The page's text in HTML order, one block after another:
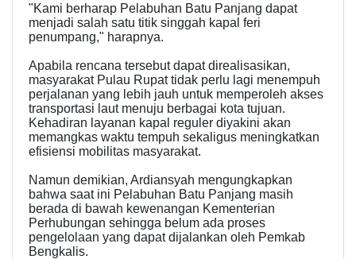
"Kami berharap Pelabuhan Batu Panjang dapat
menjadi salah satu titik singgah kapal feri
penumpang," harapnya.
Apabila rencana tersebut dapat direalisasikan,
masyarakat Pulau Rupat tidak perlu lagi menempuh
perjalanan yang lebih jauh untuk memperoleh akses
transportasi laut menuju berbagai kota tujuan.
Kehadiran layanan kapal reguler diyakini akan
memangkas waktu tempuh sekaligus meningkatkan
efisiensi mobilitas masyarakat.
Namun demikian, Ardiansyah mengungkapkan
bahwa saat ini Pelabuhan Batu Panjang masih
berada di bawah kewenangan Kementerian
Perhubungan sehingga belum ada proses
pengelolaan yang dapat dijalankan oleh Pemkab
Bengkalis.